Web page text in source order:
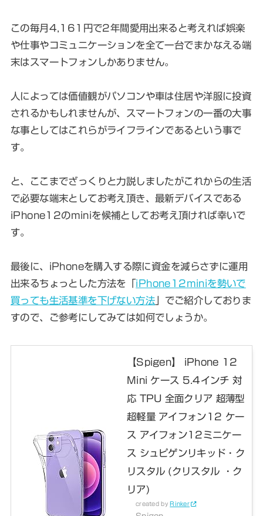
この毎月4,161円で2年間愛用出来ると考えれば娯楽
や仕事やコミュニケーションを全て一台でまかなえる端
末はスマートフォンしかありません。
人によっては価値観がパソコンや車は住居や洋服に投資
されるかもしれませんが、スマートフォンの一番の大事
な事としてはこれらがライフラインであるという事で
す。
と、ここまでざっくりと力説しましたがこれからの生活
で必要な端末としてお考え頂き、最新デバイスである
iPhone12のminiを候補としてお考え頂ければ幸いで
す。
最後に、iPhoneを購入する際に資金を減らさずに運用
出来るちょっとした方法を「iPhone12miniを勢いで
買っても生活基準を下げない方法 」でご紹介しておりま
すので、ご参考にしてみては如何でしょうか。
【Spigen】 iPhone 12
Mini ケース 5.4インチ 対
応 TPU 全面クリア 超薄型
超軽量 アイフォン12 ケー
ス アイフォン12ミニケー
ス シュピゲンリキッド・ク
リスタル (クリスタル ・ク
リア)
created by Rinker